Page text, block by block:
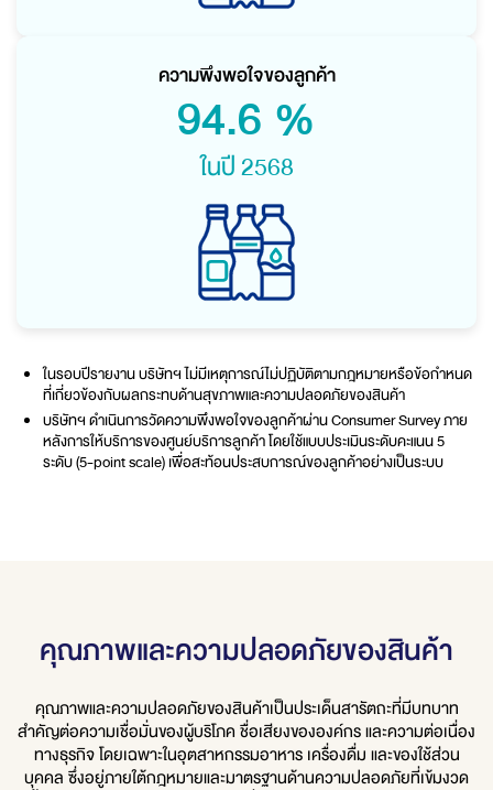
ความพึงพอใจของลูกค้า
94.6 %
ในปี 2568
ในรอบปีรายงาน บริษัทฯ ไม่มีเหตุการณ์ไม่ปฏิบัติตามกฎหมายหรือข้อกำหนด
ที่เกี่ยวข้องกับผลกระทบด้านสุขภาพและความปลอดภัยของสินค้า
บริษัทฯ ดำเนินการวัดความพึงพอใจของลูกค้าผ่าน Consumer Survey ภาย
หลังการให้บริการของศูนย์บริการลูกค้า โดยใช้แบบประเมินระดับคะแนน 5
ระดับ (5-point scale) เพื่อสะท้อนประสบการณ์ของลูกค้าอย่างเป็นระบบ
คุณภาพและความปลอดภัยของสินค้า
คุณภาพและความปลอดภัยของสินค้าเป็นประเด็นสารัตถะที่มีบทบาท
สำคัญต่อความเชื่อมั่นของผู้บริโภค ชื่อเสียงขององค์กร และความต่อเนื่อง
ทางธุรกิจ โดยเฉพาะในอุตสาหกรรมอาหาร เครื่องดื่ม และของใช้ส่วน
บุคคล ซึ่งอยู่ภายใต้กฎหมายและมาตรฐานด้านความปลอดภัยที่เข้มงวด